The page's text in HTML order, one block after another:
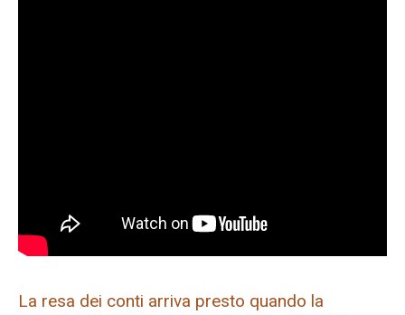
La resa dei conti arriva presto quando la